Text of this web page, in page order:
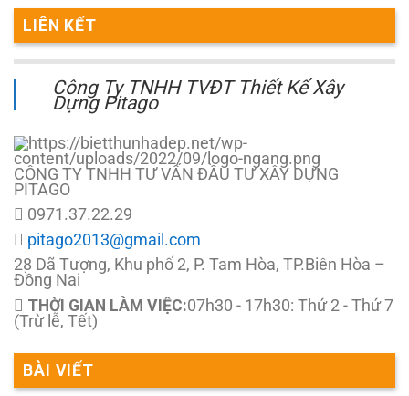
LIÊN KẾT
Công Ty TNHH TVĐT Thiết Kế Xây
Dựng Pitago
CÔNG TY TNHH TƯ VẤN ĐẦU TƯ XÂY DỰNG
PITAGO
0971.37.22.29
pitago2013@gmail.com
28 Dã Tượng, Khu phố 2, P. Tam Hòa, TP.Biên Hòa –
Đồng Nai
THỜI GIAN LÀM VIỆC:07h30 - 17h30: Thứ 2 - Thứ 7
(Trừ lễ, Tết)
BÀI VIẾT